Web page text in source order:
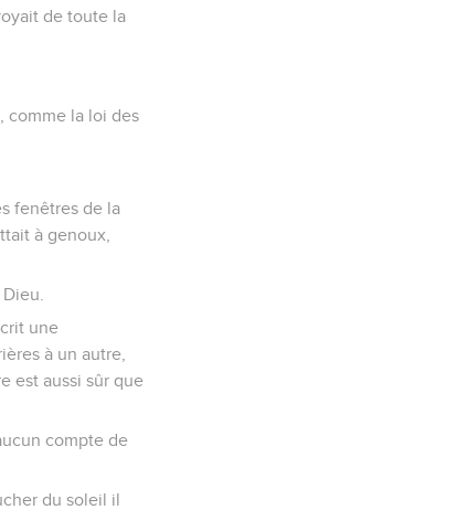
de toute la
comme la loi des
fenêtres de la
à genoux,
une
à un autre,
est aussi sûr que
compte de
du soleil il